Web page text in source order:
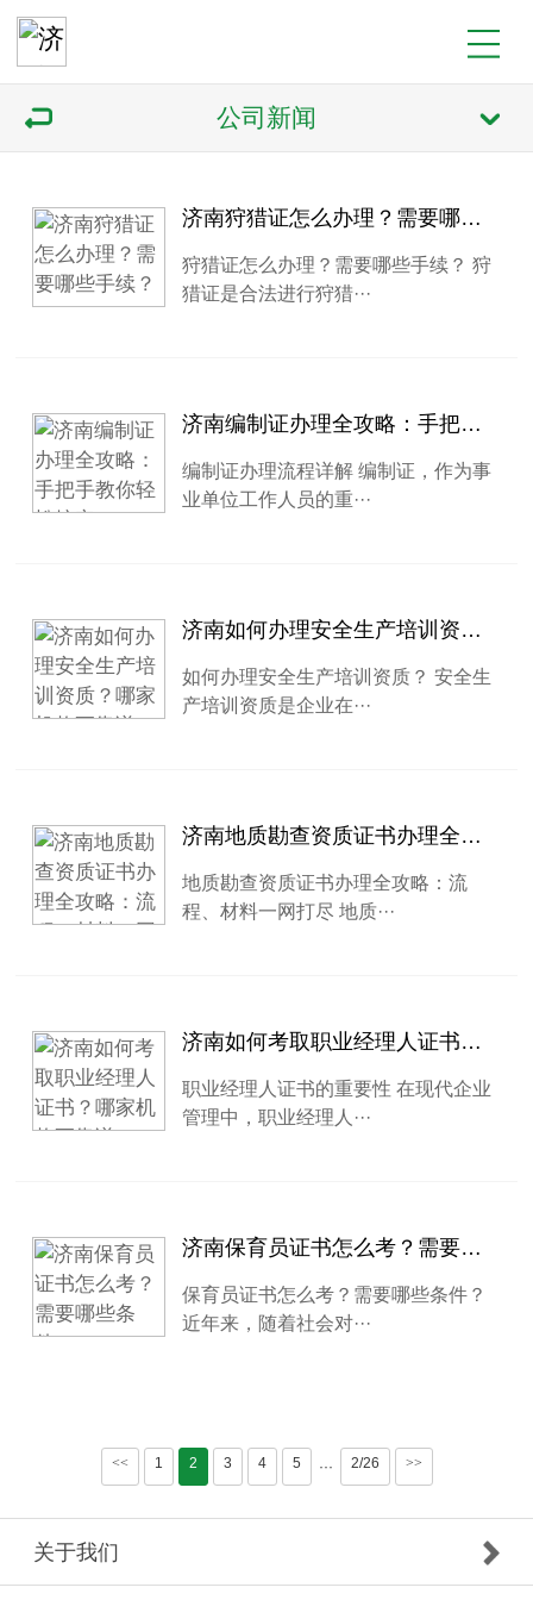
公司新闻
济南狩猎证怎么办理？需要哪些手续？
狩猎证怎么办理？需要哪些手续？ 狩
猎证是合法进行狩猎···
济南编制证办理全攻略：手把手教你轻松搞定
编制证办理流程详解 编制证，作为事
业单位工作人员的重···
济南如何办理安全生产培训资质？哪家机构更靠谱？
如何办理安全生产培训资质？ 安全生
产培训资质是企业在···
济南地质勘查资质证书办理全攻略：流程、材料一网打尽
地质勘查资质证书办理全攻略：流
程、材料一网打尽 地质···
济南如何考取职业经理人证书？哪家机构更靠谱？
职业经理人证书的重要性 在现代企业
管理中，职业经理人···
济南保育员证书怎么考？需要哪些条件？
保育员证书怎么考？需要哪些条件？
近年来，随着社会对···
<< 1 2 3 4 5 ··· 2/26 >>
关于我们